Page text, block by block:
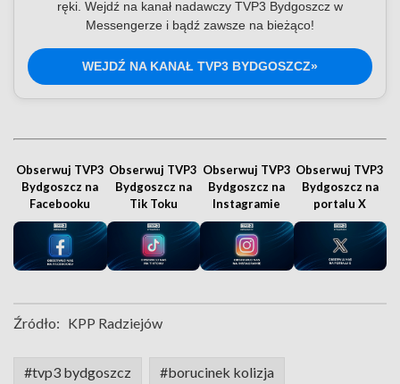
ręki. Wejdź na kanał nadawczy TVP3 Bydgoszcz w
Messengerze i bądź zawsze na bieżąco!
WEJDŹ NA KANAŁ TVP3 BYDGOSZCZ»
Obserwuj TVP3
Bydgoszcz na
Facebooku
Obserwuj TVP3
Bydgoszcz na
Tik Toku
Obserwuj TVP3
Bydgoszcz na
Instagramie
Obserwuj TVP3
Bydgoszcz na
portalu X
Źródło: KPP Radziejów
#tvp3 bydgoszcz #borucinek kolizja